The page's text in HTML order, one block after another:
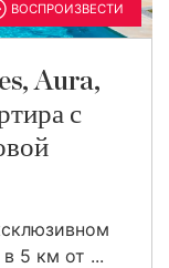
ВОСПРОИЗВЕСТИ
Aura,
с
5 км от ...